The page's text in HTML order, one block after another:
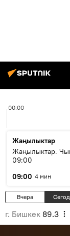
00:00
Жаңылыктар
Жаңылыктар.
09:00
09:00 4 мин
Вчера
г. Бишкек 89.3